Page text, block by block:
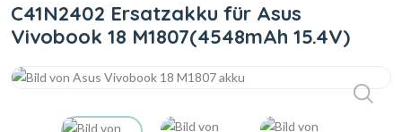
C41N2402 Ersatzakku für Asus
Vivobook 18 M1807(4548mAh 15.4V)